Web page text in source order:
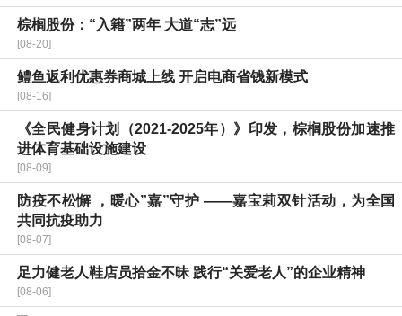
棕榈股份：“入籍”两年 大道“志”远
[08-20]
鳢鱼返利优惠券商城上线 开启电商省钱新模式
[08-16]
《全民健身计划（2021-2025年）》印发，棕榈股份加速推
进体育基础设施建设
[08-09]
防疫不松懈 ，暖心”嘉”守护 ——嘉宝莉双针活动，为全国
共同抗疫助力
[08-07]
足力健老人鞋店员拾金不昧 践行“关爱老人”的企业精神
[08-06]